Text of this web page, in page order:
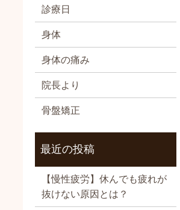
診療日
身体
身体の痛み
院長より
骨盤矯正
最近の投稿
【慢性疲労】休んでも疲れが
抜けない原因とは？